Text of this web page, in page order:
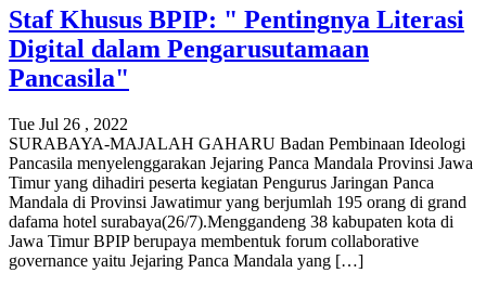
Staf Khusus BPIP: " Pentingnya Literasi
Digital dalam Pengarusutamaan
Pancasila"
Tue Jul 26 , 2022
SURABAYA-MAJALAH GAHARU Badan Pembinaan Ideologi
Pancasila menyelenggarakan Jejaring Panca Mandala Provinsi Jawa
Timur yang dihadiri peserta kegiatan Pengurus Jaringan Panca
Mandala di Provinsi Jawatimur yang berjumlah 195 orang di grand
dafama hotel surabaya(26/7).Menggandeng 38 kabupaten kota di
Jawa Timur BPIP berupaya membentuk forum collaborative
governance yaitu Jejaring Panca Mandala yang […]